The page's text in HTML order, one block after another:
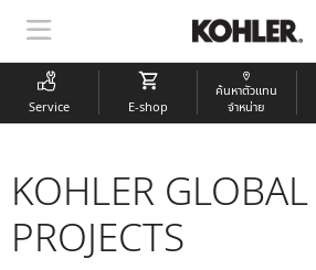
แสดง
การนำ
ทาง
Service E-shop
ค้นหาตัวแทน
จำหน่าย
KOHLER GLOBAL
PROJECTS